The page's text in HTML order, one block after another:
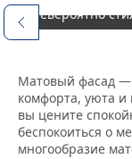
невероятно
Матовый фасад —
комфорта, уюта и
вы цените
беспокоиться о
многообразие